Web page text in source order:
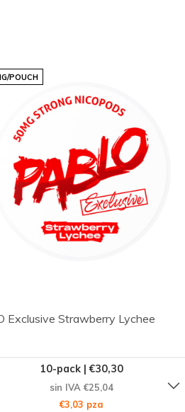
predecible. Así,
snus enSnussie.comy encuentra
por categoría, consulta
y reposiciones en
rápidamente y aprovecha
mayores de 18 años.
POUCH
Exclusive Strawberry Lychee
10-pack | €30,30
sin IVA €25,04
€3,03 pza